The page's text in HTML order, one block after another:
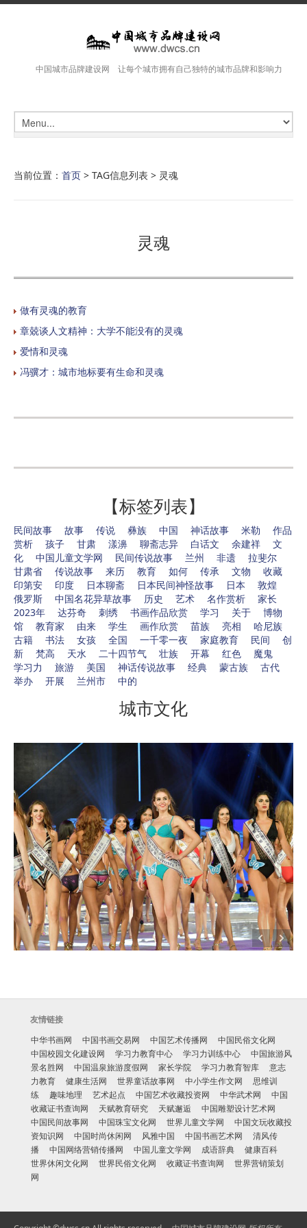
中国城市品牌建设网 让每个城市拥有自己独特的城市品牌和影响力
当前位置： 首页 > TAG信息列表 > 灵魂
灵魂
做有灵魂的教育
章兢谈人文精神：大学不能没有的灵魂
爱情和灵魂
冯骥才：城市地标要有生命和灵魂
【标签列表】
民间故事 故事 传说 彝族 中国 神话故事 米勒
作品
赏析
孩子 甘肃 漾濞 聊斋志异 白话文 余建祥
文
化
中国儿童文学网 民间传说故事 兰州 非遗
拉斐尔
甘肃省
传说故事 来历 教育 如何 传承 文物
收藏
印第安
印度 日本聊斋 日本民间神怪故事 日本
敦煌
俄罗斯
中国名花异草故事 历史 艺术 名作赏析
家长
2023年
达芬奇 刺绣 书画作品欣赏 学习 关于
博物
馆
教育家 由来 学生 画作欣赏 苗族 亮相
哈尼族
古籍
书法 女孩 全国 一千零一夜 家庭教育 民间
创
新
梵高 天水 二十四节气 壮族 开幕 红色
魔鬼
学习力
旅游 美国 神话传说故事 经典 蒙古族
古代
举办
开展 兰州市 中的
城市文化
友情链接
中华书画网
中国书画交易网 中国艺术传播网
中国民俗文化网
中国校园文化建设网
学习力教育中心 学习力训练中心
中国旅游风
景名胜网
中国温泉旅游度假网 家长学院 学习力教育智库
意志
力教育
健康生活网 世界童话故事网 中小学生作文网
思维训
练
趣味地理 艺术起点 中国艺术收藏投资网 中华武术网
中国
收藏证书查询网
天赋教育研究 天赋邂逅
中国雕塑设计艺术网
中国民间故事网
中国珠宝文化网 世界儿童文学网
中国文玩收藏投
资知识网
中国时尚休闲网 风雅中国 中国书画艺术网
清风传
播
中国网络营销传播网 中国儿童文学网 成语辞典
健康百科
世界休闲文化网
世界民俗文化网 收藏证书查询网
世界营销策划
网